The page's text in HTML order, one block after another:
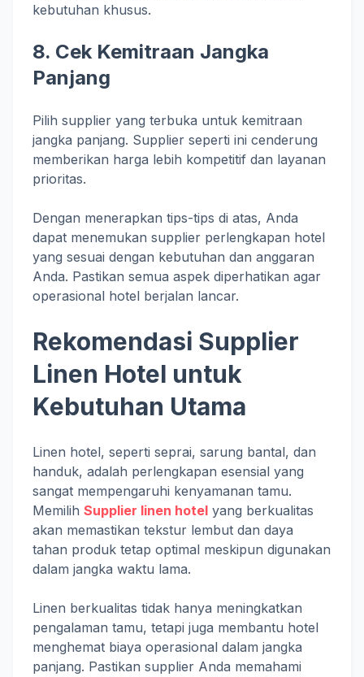
kebutuhan khusus.
8. Cek Kemitraan Jangka
Panjang
Pilih supplier yang terbuka untuk kemitraan
jangka panjang. Supplier seperti ini cenderung
memberikan harga lebih kompetitif dan layanan
prioritas.
Dengan menerapkan tips-tips di atas, Anda
dapat menemukan supplier perlengkapan hotel
yang sesuai dengan kebutuhan dan anggaran
Anda. Pastikan semua aspek diperhatikan agar
operasional hotel berjalan lancar.
Rekomendasi Supplier
Linen Hotel untuk
Kebutuhan Utama
Linen hotel, seperti seprai, sarung bantal, dan
handuk, adalah perlengkapan esensial yang
sangat mempengaruhi kenyamanan tamu.
Memilih Supplier linen hotel yang berkualitas
akan memastikan tekstur lembut dan daya
tahan produk tetap optimal meskipun digunakan
dalam jangka waktu lama.
Linen berkualitas tidak hanya meningkatkan
pengalaman tamu, tetapi juga membantu hotel
menghemat biaya operasional dalam jangka
panjang. Pastikan supplier Anda memahami